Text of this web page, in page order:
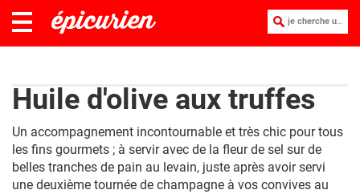
je cherche une recette :
Huile d'olive aux truffes
Un accompagnement incontournable et très chic pour tous
les fins gourmets ; à servir avec de la fleur de sel sur de
belles tranches de pain au levain, juste après avoir servi
une deuxième tournée de champagne à vos convives au